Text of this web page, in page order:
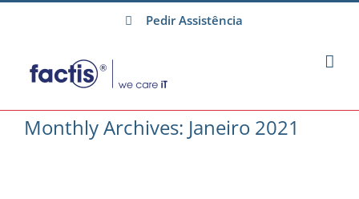
Pedir Assistência
Monthly Archives: Janeiro 2021